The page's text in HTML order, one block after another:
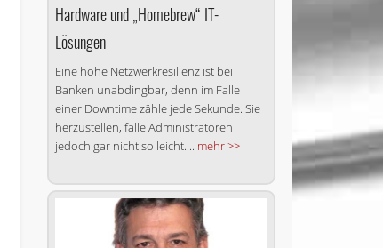
Hardware und „Homebrew“ IT-
Lösungen
Eine hohe Netzwerkresilienz ist bei
Banken unabdingbar, denn im Falle
einer Downtime zähle jede Sekunde. Sie
herzustellen, falle Administratoren
jedoch gar nicht so leicht.... mehr >>